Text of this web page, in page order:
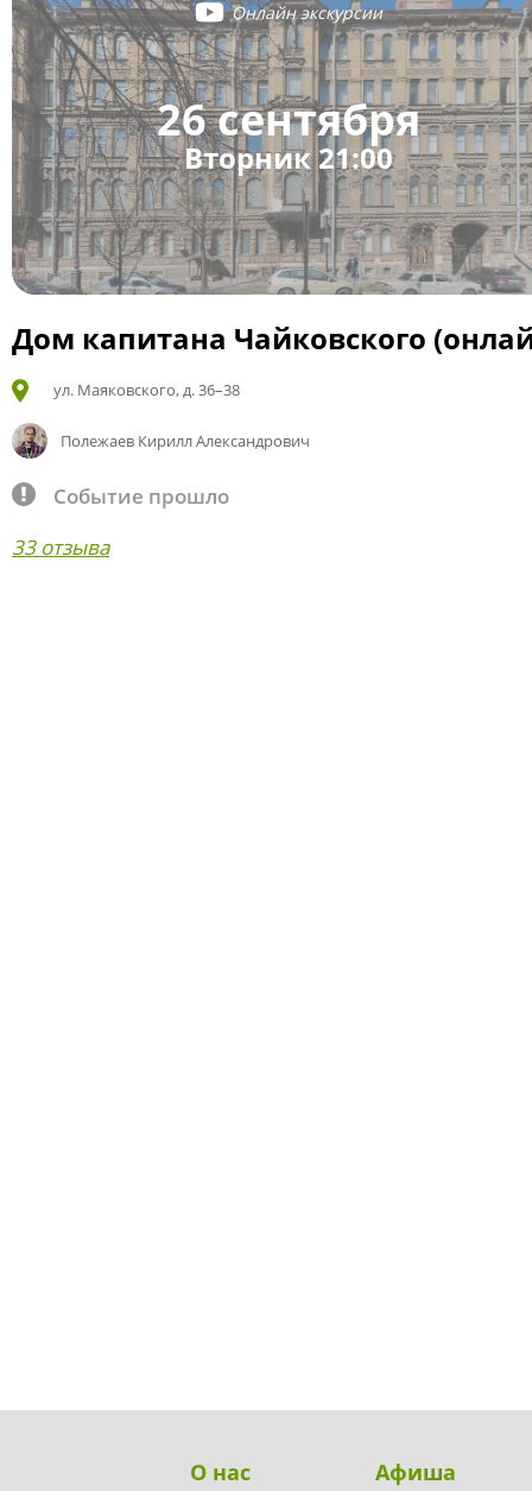
Онлайн экскурсии
26 сентября
Вторник 21:00
Дом капитана Чайковского
ул. Маяковского, д. 36–38
Полежаев Кирилл Александрович
Событие прошло
33 отзыва
О нас Афиша